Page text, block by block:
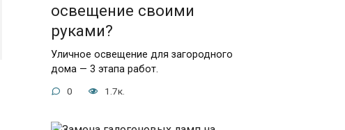
освещение своими
руками?
Уличное освещение для загородного
дома — 3 этапа работ.
0 1.7к.